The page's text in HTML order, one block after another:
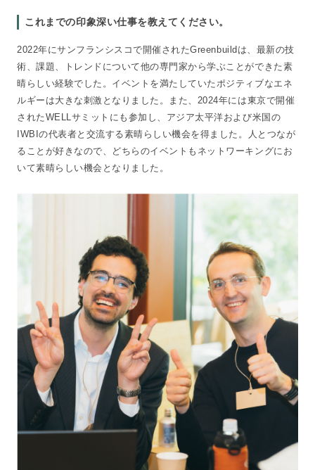
これまでの印象深い仕事を教えてください。
2022年にサンフランシスコで開催されたGreenbuildは、最新の技
術、課題、トレンドについて他の専門家から学ぶことができた素
晴らしい経験でした。イベントを満たしていたポジティブなエネ
ルギーは大きな刺激となりました。また、2024年には東京で開催
されたWELLサミットにも参加し、アジア太平洋および米国の
IWBIの代表者と交流する素晴らしい機会を得ました。人とつなが
ることが好きなので、どちらのイベントもネットワーキングにお
いて素晴らしい機会となりました。